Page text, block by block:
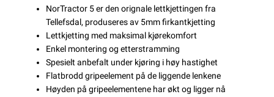
NorTractor 5 er den orignale lettkjettingen fra
Tellefsdal, produseres av 5mm firkantkjetting
Lettkjetting med maksimal kjørekomfort
Enkel montering og etterstramming
Spesielt anbefalt under kjøring i høy hastighet
Flatbrodd gripeelement på de liggende lenkene
Høyden på gripeelementene har økt og ligger nå